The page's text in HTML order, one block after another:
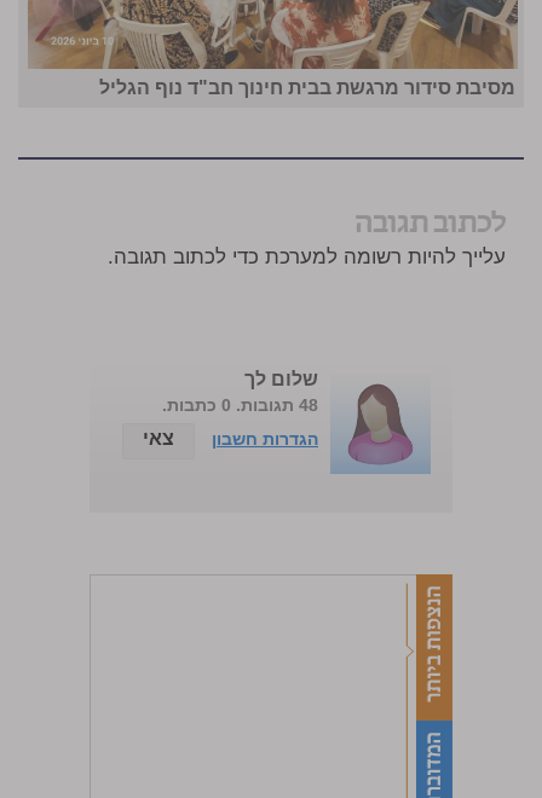
מסיבת סידור מרגשת בבית חינוך חב"ד נוף הגליל
לכתוב תגובה
עלייך להיות רשומה למערכת כדי לכתוב תגובה.
שלום לך
48 תגובות. 0 כתבות.
הגדרות חשבון
צאי